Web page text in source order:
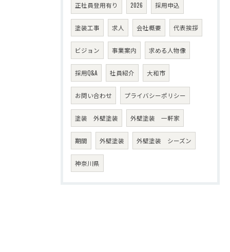
正社員登用有り 2026 採用申込
塗装工事 求人 会社概要 代表挨拶
ビジョン 事業案内 求める人物像
採用Q&A 社員紹介 大和市
お問い合わせ プライバシーポリシー
塗装 外壁塗装 外壁塗装 一軒家
期間 外壁塗装 外壁塗装 シーズン
神奈川県